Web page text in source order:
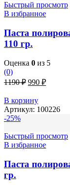
Быстрый просмотр
В избранное
Паста
110 гр.
Оценка 0 из 5
(0)
1190₽
составляла
1190 ₽.
990 ₽
В корзину
Артикул: 100226
-25%
Быстрый просмотр
В избранное
Паста
гр.